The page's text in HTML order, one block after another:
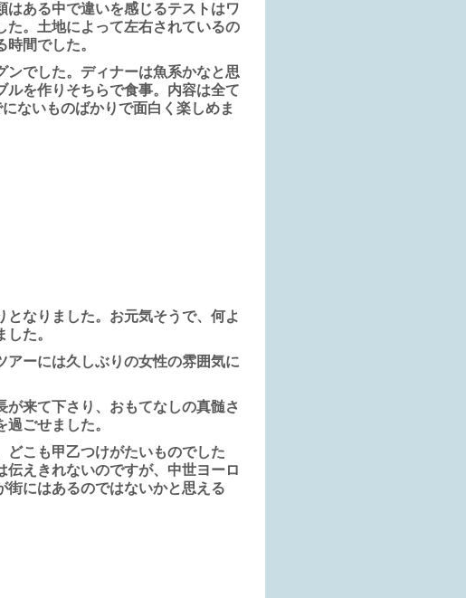
ある中で違いを感じるテストはワ
た。土地によって左右されているの
間でした。
でした。ディナーは魚系かなと思
ルを作りそちらで食事。内容は全て
ないものばかりで面白く楽しめま
なりました。お元気そうで、何よ
た。
ーには久しぶりの女性の雰囲気に
来て下さり、おもてなしの真髄さ
ごせました。
どこも甲乙つけがたいものでした
えきれないのですが、中世ヨーロ
街にはあるのではないかと思える